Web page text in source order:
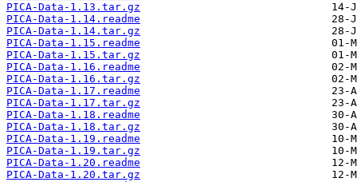
PICA-Data-1.13.tar.gz
PICA-Data-1.14.readme
PICA-Data-1.14.tar.gz
PICA-Data-1.15.readme
PICA-Data-1.15.tar.gz
PICA-Data-1.16.readme
PICA-Data-1.16.tar.gz
PICA-Data-1.17.readme
PICA-Data-1.17.tar.gz
PICA-Data-1.18.readme
PICA-Data-1.18.tar.gz
PICA-Data-1.19.readme
PICA-Data-1.19.tar.gz
PICA-Data-1.20.readme
PICA-Data-1.20.tar.gz